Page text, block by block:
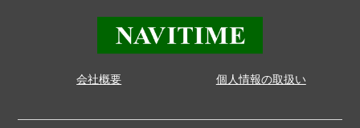
会社概要 個人情報の取扱い